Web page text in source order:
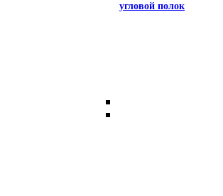
угловой полок